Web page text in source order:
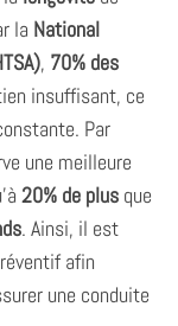
la National
, 70% des
insuffisant, ce
Par
une meilleure
20% de plusque
. Ainsi, il est
afin
une conduite